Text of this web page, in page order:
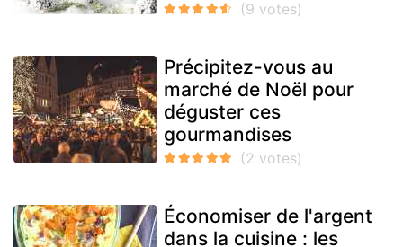
Précipitez-vous au
marché de Noël pour
déguster ces
gourmandises
Économiser de l'argent
dans la cuisine : les